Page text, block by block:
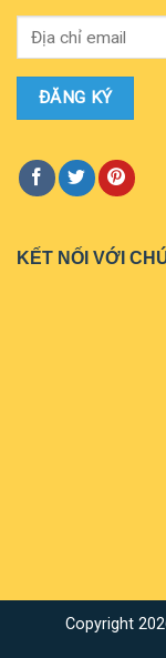
KẾT NỐI VỚI
Copyright